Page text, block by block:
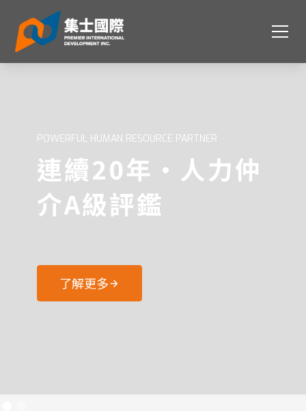
POWERFUL HUMAN RESOURCE PARTNER
連續20年·人力仲
介A級評鑑
了解更多